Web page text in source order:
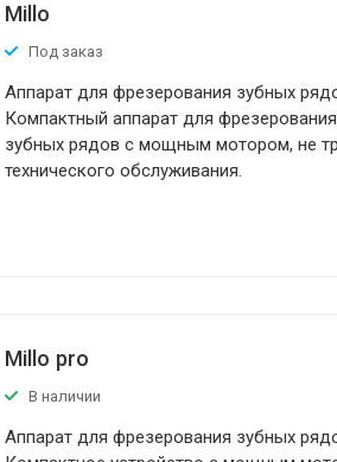
Millo
Под заказ
Аппарат для фрезерования зубных
Компактный аппарат для
зубных рядов с мощным мотором, не
технического обслуживания.
Millo pro
В наличии
Аппарат для фрезерования зубных